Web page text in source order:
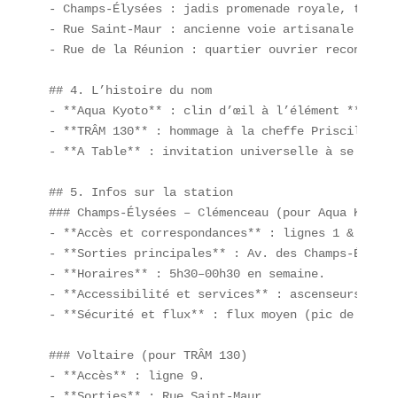
- Champs-Élysées : jadis promenade royale,
- Rue Saint-Maur : ancienne voie artisanale
- Rue de la Réunion : quartier ouvrier
## 4. L’histoire du nom
- **Aqua Kyoto** : clin d’œil à l’élément
- **TRÂM 130** : hommage à la cheffe Priscilla
- **A Table** : invitation universelle à se
## 5. Infos sur la station
### Champs-Élysées – Clémenceau (pour Aqua
- **Accès et correspondances** : lignes 1 & 13.
- **Sorties principales** : Av. des Champs-
- **Horaires** : 5h30–00h30 en semaine.
- **Accessibilité et services** : ascenseurs,
- **Sécurité et flux** : flux moyen (pic de 10
### Voltaire (pour TRÂM 130)
- **Accès** : ligne 9.